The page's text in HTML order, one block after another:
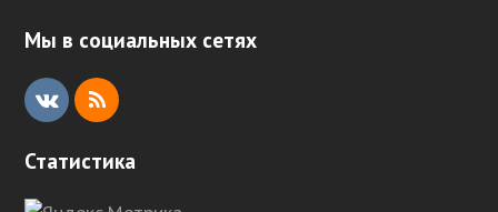
Мы в социальных сетях
V
R
Статистика